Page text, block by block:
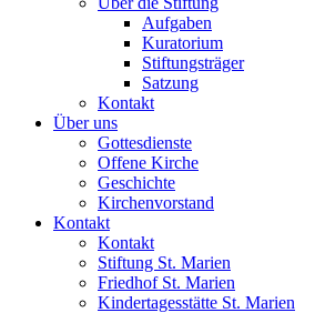
Aufgaben
Kuratorium
Stiftungsträger
Satzung
Kontakt
Über uns
Gottesdienste
Offene Kirche
Geschichte
Kirchenvorstand
Kontakt
Kontakt
Stiftung St. Marien
Friedhof St. Marien
Kindertagesstätte St. Marien